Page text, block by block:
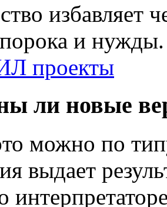
избавляет
и нужды.
проекты
ли новые
можно по
выдает